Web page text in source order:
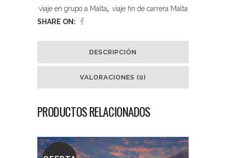
viaje en grupo a Malta, viaje fin de carrera Malta
SHARE ON:
DESCRIPCIÓN
VALORACIONES (0)
PRODUCTOS RELACIONADOS